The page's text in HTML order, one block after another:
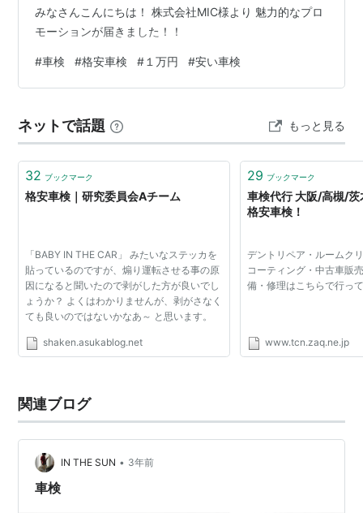
みなさんこんにちは！ 株式会社MIC様より 魅力的なプロ
モーションが届きました！！
#車検 #格安車検 # １万円 #安い車検
ネットで話題 もっと見る
32 ブックマーク
格安車検｜研究委員会Aチーム
「BABY IN THE CAR」 みたいなステッカを
貼っているのですが、煽り運転させる事の原
因になると聞いたので剥がした方が良いでし
ょうか？ よくはわかりませんが、剥がさなく
ても良いのではないかなあ～ と思います。
shaken.asukablog.net
29 ブックマーク
車検代行 大阪/高槻
格安車検！
デントリペア・ルームク
コーティング・中古車販
備・修理はこちらで行っ
www.tcn.zaq.ne.jp
関連ブログ
IN THE SUN • 3年前
車検